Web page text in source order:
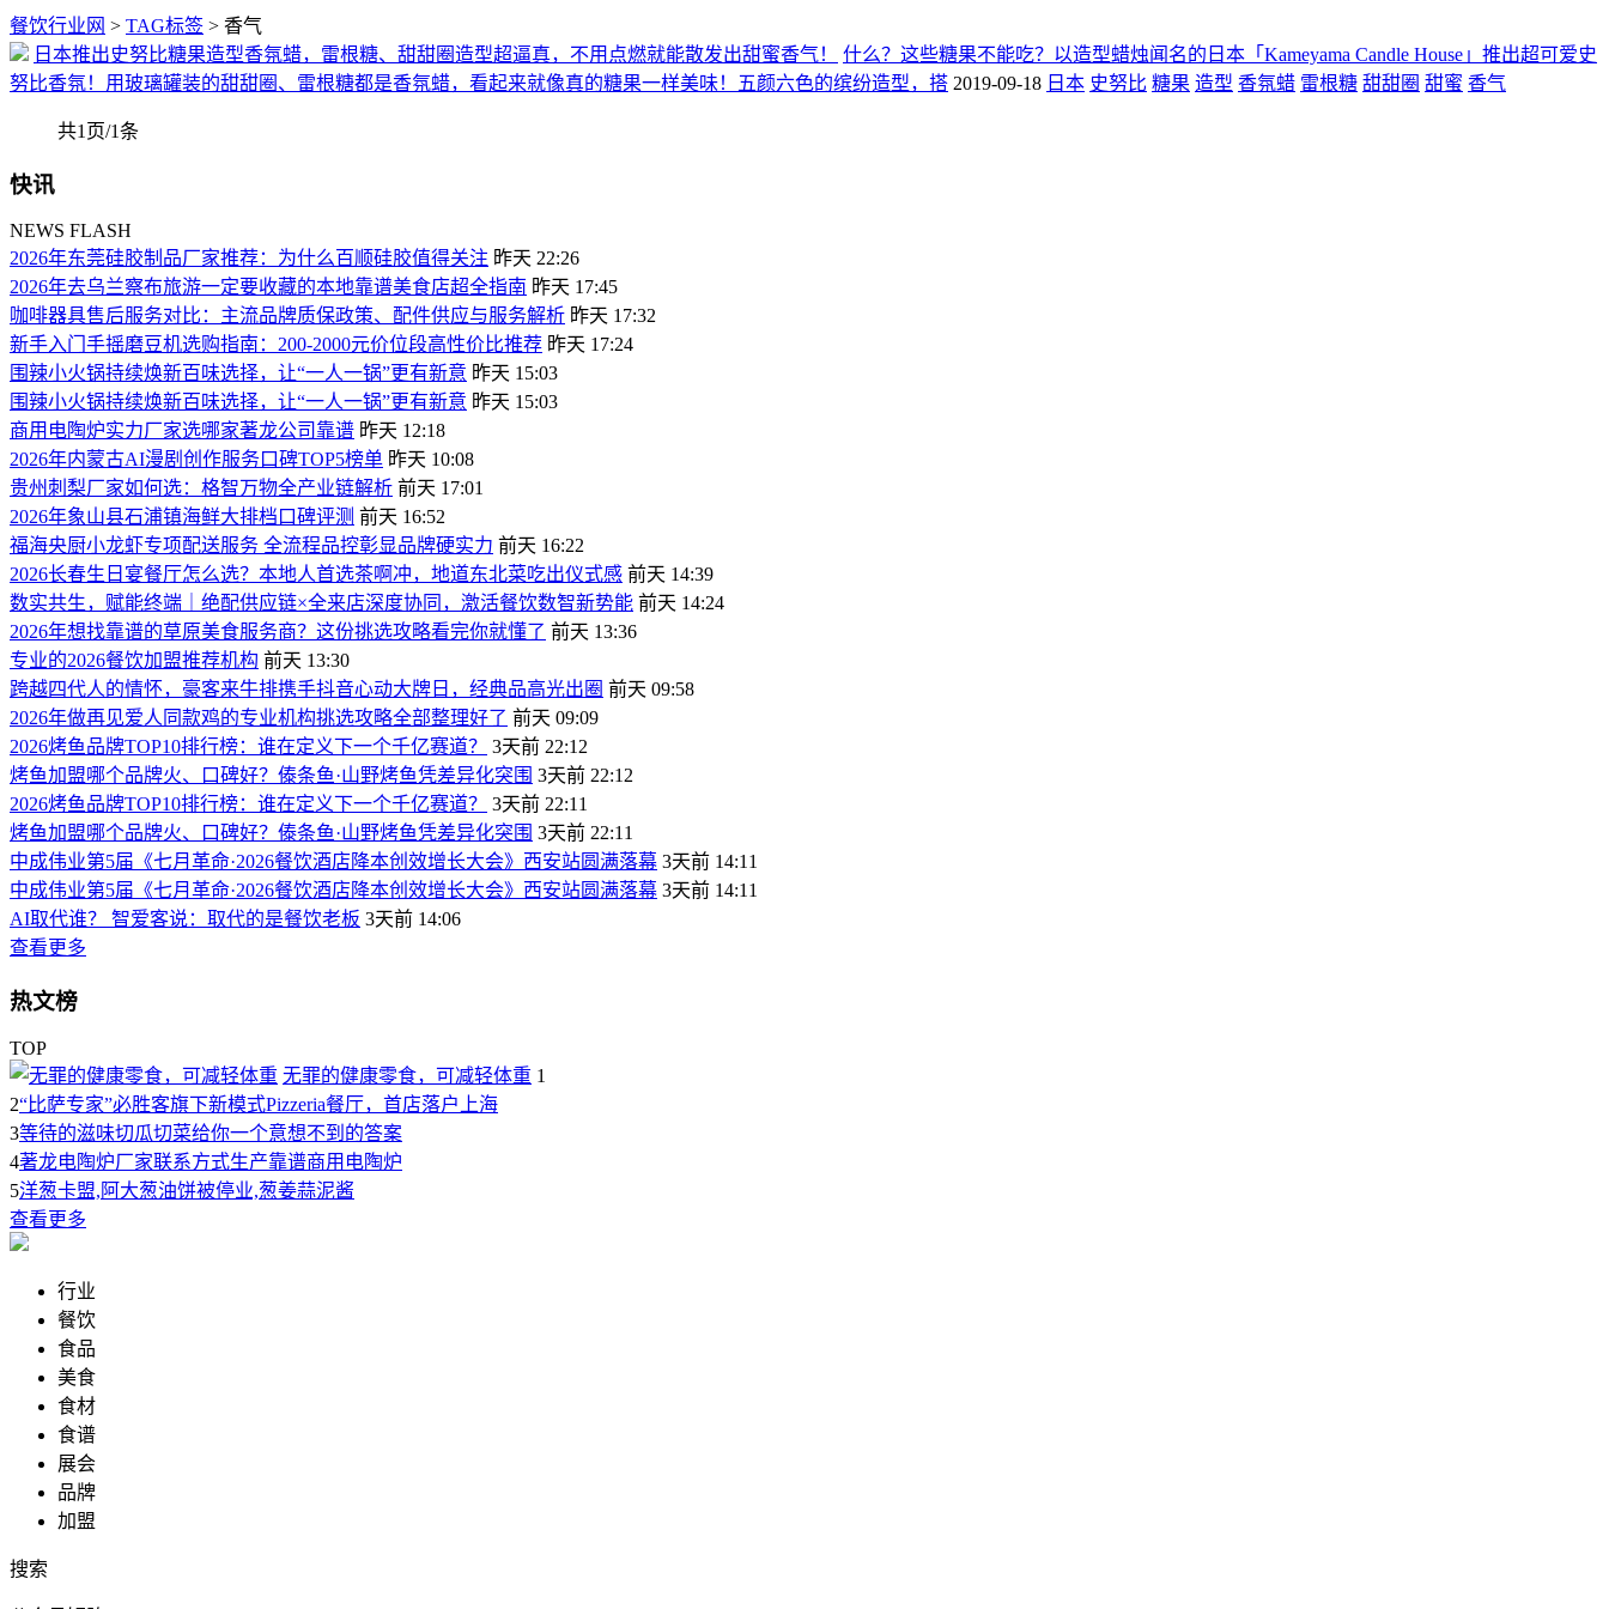
餐饮行业网 > TAG标签 > 香气
日本推出史努比糖果造型香氛蜡，雷根糖、甜甜圈造型超逼真，不用点燃就能散发出甜蜜香气！
什么？这些糖果不能吃？以造型蜡烛闻名的日本「Kameyama Candle House」推出超可爱史
努比香氛！用玻璃罐装的甜甜圈、雷根糖都是香氛蜡，看起来就像真的糖果一样美味！五颜六色的缤纷造型，搭 2019-09-18 日本 史努比 糖果 造型 香氛蜡 雷根糖 甜甜圈 甜蜜 香气
共1页/1条
快讯
NEWS FLASH
2026年东莞硅胶制品厂家推荐：为什么百顺硅胶值得关注 昨天 22:26
2026年去乌兰察布旅游一定要收藏的本地靠谱美食店超全指南 昨天 17:45
咖啡器具售后服务对比：主流品牌质保政策、配件供应与服务解析 昨天 17:32
新手入门手摇磨豆机选购指南：200-2000元价位段高性价比推荐 昨天 17:24
围辣小火锅持续焕新百味选择，让“一人一锅”更有新意 昨天 15:03
围辣小火锅持续焕新百味选择，让“一人一锅”更有新意 昨天 15:03
商用电陶炉实力厂家选哪家著龙公司靠谱 昨天 12:18
2026年内蒙古AI漫剧创作服务口碑TOP5榜单 昨天 10:08
贵州刺梨厂家如何选：格智万物全产业链解析 前天 17:01
2026年象山县石浦镇海鲜大排档口碑评测 前天 16:52
福海央厨小龙虾专项配送服务 全流程品控彰显品牌硬实力 前天 16:22
2026长春生日宴餐厅怎么选？本地人首选茶啊冲，地道东北菜吃出仪式感 前天 14:39
数实共生，赋能终端｜绝配供应链×全来店深度协同，激活餐饮数智新势能 前天 14:24
2026年想找靠谱的草原美食服务商？这份挑选攻略看完你就懂了 前天 13:36
专业的2026餐饮加盟推荐机构 前天 13:30
跨越四代人的情怀，豪客来牛排携手抖音心动大牌日，经典品高光出圈 前天 09:58
2026年做再见爱人同款鸡的专业机构挑选攻略全部整理好了 前天 09:09
2026烤鱼品牌TOP10排行榜：谁在定义下一个千亿赛道？
3天前 22:12
烤鱼加盟哪个品牌火、口碑好？傣条鱼·山野烤鱼凭差异化突围 3天前 22:12
2026烤鱼品牌TOP10排行榜：谁在定义下一个千亿赛道？
3天前 22:11
烤鱼加盟哪个品牌火、口碑好？傣条鱼·山野烤鱼凭差异化突围 3天前 22:11
中成伟业第5届《七月革命·2026餐饮酒店降本创效增长大会》西安站圆满落幕 3天前 14:11
中成伟业第5届《七月革命·2026餐饮酒店降本创效增长大会》西安站圆满落幕 3天前 14:11
AI取代谁？ 智爱客说：取代的是餐饮老板 3天前 14:06
查看更多
热文榜
TOP
无罪的健康零食，可减轻体重 1
2“比萨专家”必胜客旗下新模式Pizzeria餐厅，首店落户上海
3等待的滋味切瓜切菜给你一个意想不到的答案
4著龙电陶炉厂家联系方式生产靠谱商用电陶炉
5洋葱卡盟,阿大葱油饼被停业,葱姜蒜泥酱
查看更多
行业
餐饮
食品
美食
食材
食谱
展会
品牌
加盟
搜索